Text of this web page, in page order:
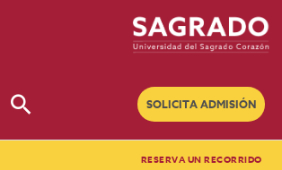
Buscar SOLICITA ADMISIÓN
RESERVA UN RECORRIDO